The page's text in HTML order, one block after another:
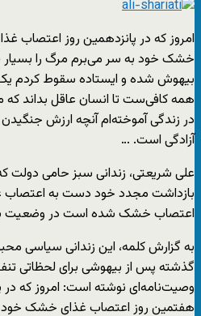
امروز که در پانزدهمین روز اعتصاب
خشک خود به سر می‌برم مرگ را بسیار
بیهوش شده و ایستاده سقوط کردم یک
همه کافی‌ست تا انسان عاقل بداند
در زندگی آموخته‌ام آنچه ارزش
آزادگی است. …
علی شریعتی، زندانی سبز حامی دولت
بازداشت مجدد خود دست به اعتصاب
اعتصاب خشک شده است در وضعیت
گذشته پس از بیهوشی برای لحظاتی
وصیت‌نامه‌ای نوشته است: امروز که در
هفتمین روز اعتصاب غذای خشک خود